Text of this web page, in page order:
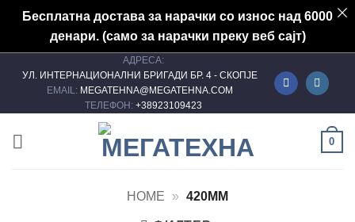
Бесплатна достава за нарачки со износ над 6000
денари. (само за нарачки преку веб сајт)
АДРЕСА:
УЛ. ИНТЕРНАЦИОНАЛНИ БРИГАДИ БР. 4 - СКОПЈЕ
EMAIL: MEGATEHNA@MEGATEHNA.COM
ТЕЛЕФОН: +38923109423
0
HOME » 420MM